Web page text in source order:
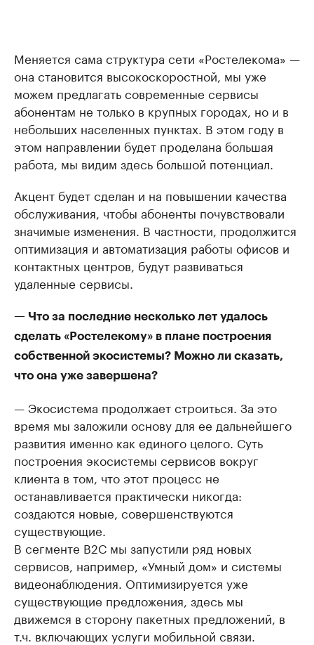
Меняется сама структура сети «Ростелекома» —
она становится высокоскоростной, мы уже
можем предлагать современные сервисы
абонентам не только в крупных городах, но и в
небольших населенных пунктах. В этом году в
этом направлении будет проделана большая
работа, мы видим здесь большой потенциал.
Акцент будет сделан и на повышении качества
обслуживания, чтобы абоненты почувствовали
значимые изменения. В частности, продолжится
оптимизация и автоматизация работы офисов и
контактных центров, будут развиваться
удаленные сервисы.
— Что за последние несколько лет удалось
сделать «Ростелекому» в плане построения
собственной экосистемы? Можно ли сказать,
что она уже завершена?
— Экосистема продолжает строиться. За это
время мы заложили основу для ее дальнейшего
развития именно как единого целого. Суть
построения экосистемы сервисов вокруг
клиента в том, что этот процесс не
останавливается практически никогда:
создаются новые, совершенствуются
существующие.
В сегменте В2С мы запустили ряд новых
сервисов, например, «Умный дом» и системы
видеонаблюдения. Оптимизируется уже
существующие предложения, здесь мы
движемся в сторону пакетных предложений, в
т.ч. включающих услуги мобильной связи.